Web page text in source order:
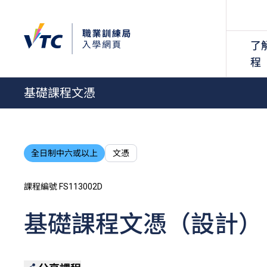
了
程
基礎課程文憑
全日制中六或以上 文憑
課程編號 FS113002D
基礎課程文憑（設計）